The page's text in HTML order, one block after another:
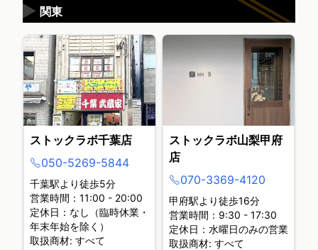
関東
▶
ストックラボ千葉店
050-5269-5844
千葉駅より徒歩5分
営業時間：11:00 - 20:00
定休日：なし（臨時休業・
年末年始を除く）
取扱商材: すべて
ストックラボ山梨甲府
店
070-3369-4120
甲府駅より徒歩16分
営業時間：9:30 - 17:30
定休日：水曜日のみの営業
取扱商材: すべて